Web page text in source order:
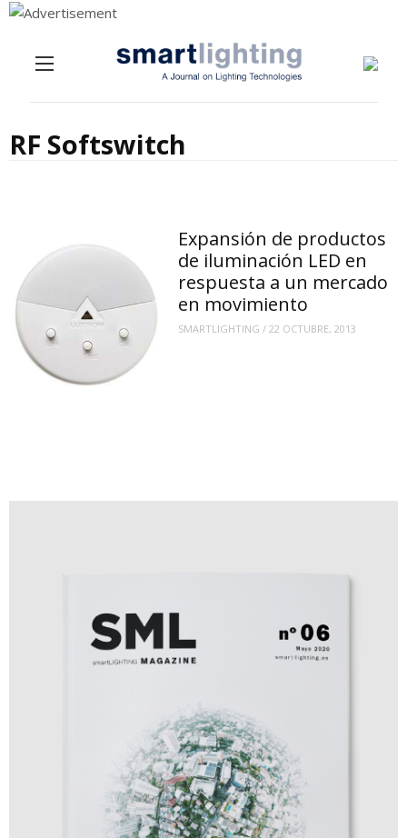
RF Softswitch
Expansión de productos
de iluminación LED en
respuesta a un mercado
en movimiento
SMARTLIGHTING /22 OCTUBRE, 2013